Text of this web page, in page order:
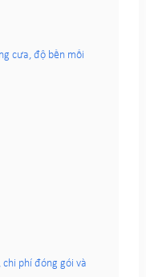
cưa, độ bền mối
phí đóng gói và